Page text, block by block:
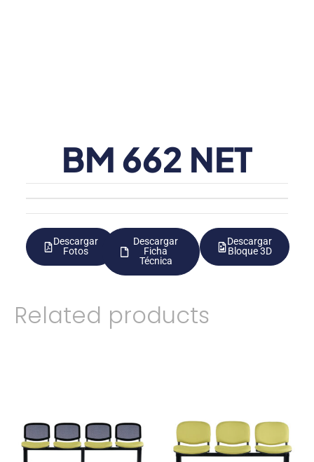
BM 662 NET
Descargar
Fotos
Descargar
Ficha
Técnica
Descargar
Bloque 3D
Related products